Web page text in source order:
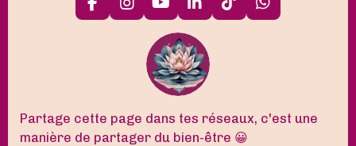
F
a
k
I
n
a
m
Y
o
u
T
u
b
e
L
i
n
k
e
d
n
T
i
W
h
p
Partage cette page dans tes réseaux, c'est une
manière de partager du bien-être 😀